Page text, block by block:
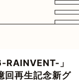
CLUB」
回再生記念新グ